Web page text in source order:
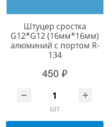
Штуцер сростка
G12*G12 (16мм*16мм)
алюминий с портом R-
134
450 ₽
шт